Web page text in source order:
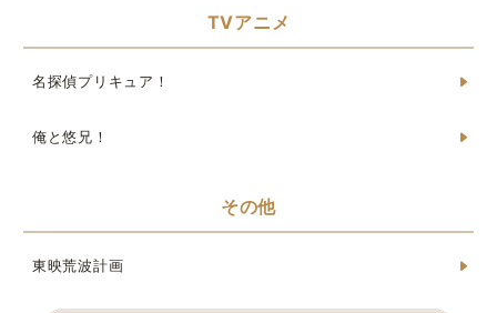
TVアニメ
名探偵プリキュア！
俺と悠兄！
その他
東映荒波計画